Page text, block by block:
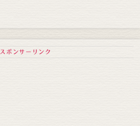
スポンサーリンク